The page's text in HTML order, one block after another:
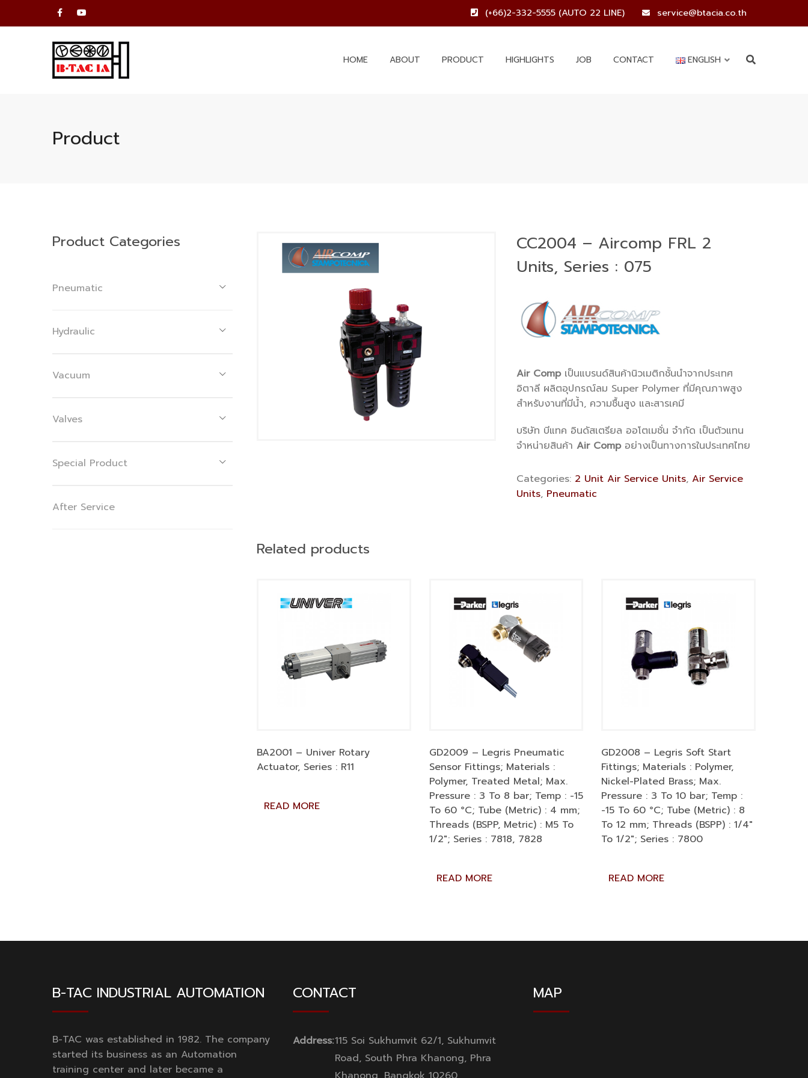
(+66)2-332-5555 (AUTO 22 LINE) service@btacia.co.th
HOME ABOUT PRODUCT HIGHLIGHTS JOB CONTACT ENGLISH
Product
CC2004 – Aircomp FRL 2
Units, Series : 075
Air Compเป็นแบรนด์สินค้านิวเมติกชั้นนำจากประเทศ
อิตาลี ผลิตอุปกรณ์ลม Super Polymer ที่มีคุณภาพสูง
สำหรับงานที่มีน้ำ, ความชื้นสูง และสารเคมี
บริษัท บีแทค อินดัสเตรียล ออโตเมชั่น จำกัด เป็นตัวแทน
จำหน่ายสินค้า Air Compอย่างเป็นทางการในประเทศไทย
Categories: 2 Unit Air Service Units, Air Service
Units, Pneumatic
Related products
BA2001 – Univer Rotary
Actuator, Series : R11
READ MORE
GD2009 – Legris Pneumatic
Sensor Fittings; Materials :
Polymer, Treated Metal; Max.
Pressure : 3 To 8 bar; Temp : -15
To 60 °C; Tube (Metric) : 4 mm;
Threads (BSPP, Metric) : M5 To
1/2″; Series : 7818, 7828
READ MORE
GD2008 – Legris Soft Start
Fittings; Materials : Polymer,
Nickel-Plated Brass; Max.
Pressure : 3 To 10 bar; Temp :
-15 To 60 °C; Tube (Metric) : 8
To 12 mm; Threads (BSPP) : 1/4″
To 1/2″; Series : 7800
READ MORE
Product Categories
Pneumatic
Hydraulic
Vacuum
Valves
Special Product
After Service
B-TAC INDUSTRIAL AUTOMATION
B-TAC was established in 1982. The company
started its business as an Automation
training center and later became a
CONTACT
Address:115 Soi Sukhumvit 62/1, Sukhumvit
Road, South Phra Khanong, Phra
MAP